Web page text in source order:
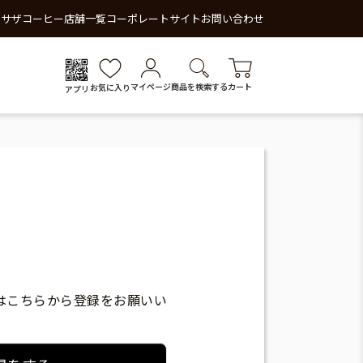
ザコーヒー店舗一覧コーポレートサイトお問い合わせ
アプリ お気に入り マイページ商品を検索するカート
ちらから登録をお願いい